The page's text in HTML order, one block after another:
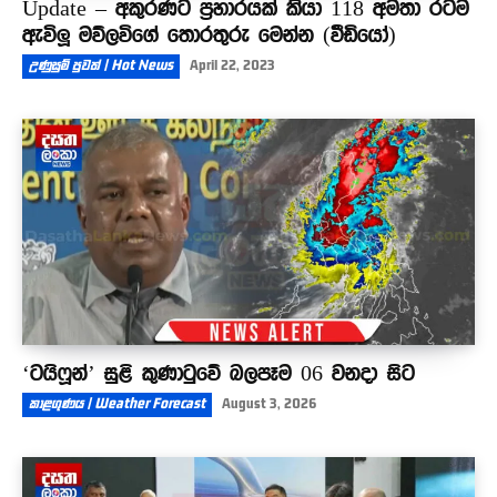
Update – අකුරණට ප්‍රහාරයක් කියා 118 අමතා රටම
ඇවිලූ මව්ලවිගේ තොරතුරු මෙන්න (වීඩියෝ)
උණුසුම් පුවත් | Hot News April 22, 2023
‘ටයිෆූන්’ සුළි කුණාටුවේ බලපෑම 06 වනදා සිට
කාළගුණය | Weather Forecast August 3, 2026